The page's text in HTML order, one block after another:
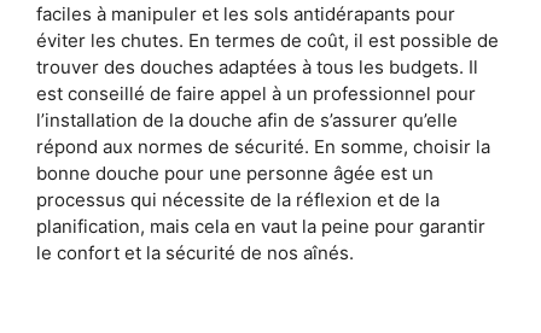
faciles à manipuler et les sols antidérapants pour
éviter les chutes. En termes de coût, il est possible de
trouver des douches adaptées à tous les budgets. Il
est conseillé de faire appel à un professionnel pour
l’installation de la douche afin de s’assurer qu’elle
répond aux normes de sécurité. En somme, choisir la
bonne douche pour une personne âgée est un
processus qui nécessite de la réflexion et de la
planification, mais cela en vaut la peine pour garantir
le confort et la sécurité de nos aînés.